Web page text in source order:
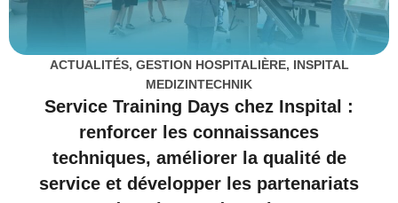
ACTUALITÉS, GESTION HOSPITALIÈRE, INSPITAL
MEDIZINTECHNIK
Service Training Days chez Inspital :
renforcer les connaissances
techniques, améliorer la qualité de
service et développer les partenariats